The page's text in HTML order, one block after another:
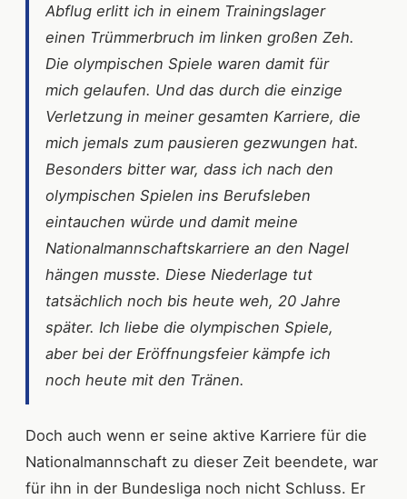
Abflug erlitt ich in einem Trainingslager
einen Trümmerbruch im linken großen Zeh.
Die olympischen Spiele waren damit für
mich gelaufen. Und das durch die einzige
Verletzung in meiner gesamten Karriere, die
mich jemals zum pausieren gezwungen hat.
Besonders bitter war, dass ich nach den
olympischen Spielen ins Berufsleben
eintauchen würde und damit meine
Nationalmannschaftskarriere an den Nagel
hängen musste. Diese Niederlage tut
tatsächlich noch bis heute weh, 20 Jahre
später. Ich liebe die olympischen Spiele,
aber bei der Eröffnungsfeier kämpfe ich
noch heute mit den Tränen.
Doch auch wenn er seine aktive Karriere für die
Nationalmannschaft zu dieser Zeit beendete, war
für ihn in der Bundesliga noch nicht Schluss. Er